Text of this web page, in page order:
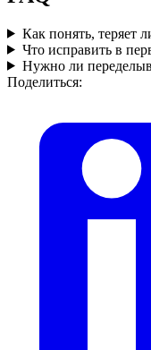
Как понять, теряет
Что исправить в
Нужно ли
Поделиться: